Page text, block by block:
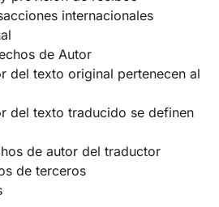
internacionales
de Autor
del texto original pertenecen al
del texto traducido se definen
de autor del traductor
de terceros